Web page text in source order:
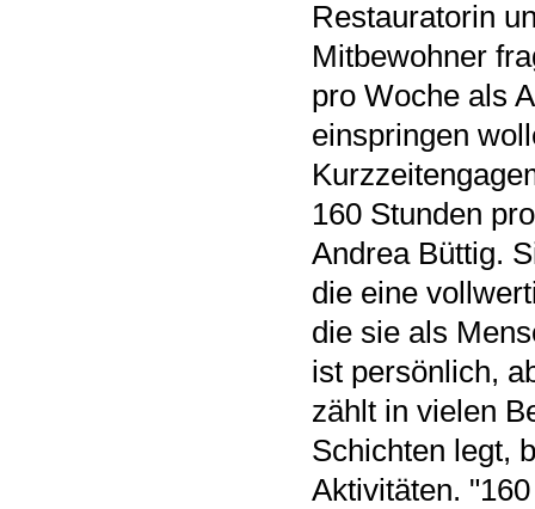
Restauratorin
Mitbewohner
pro Woche als
einspringen
160 Stunden
Andrea Büttig.
die eine
die sie als
ist persönlich,
zählt in vielen
Schichten legt,
Aktivitäten.